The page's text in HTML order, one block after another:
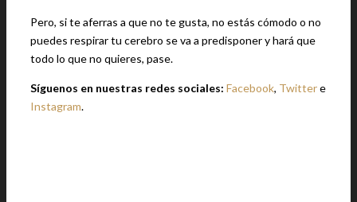
Pero, si te aferras a que no te gusta, no estás cómodo o no
puedes respirar tu cerebro se va a predisponer y hará que
todo lo que no quieres, pase.
Síguenos en nuestras redes sociales: Facebook, Twittere
Instagram.